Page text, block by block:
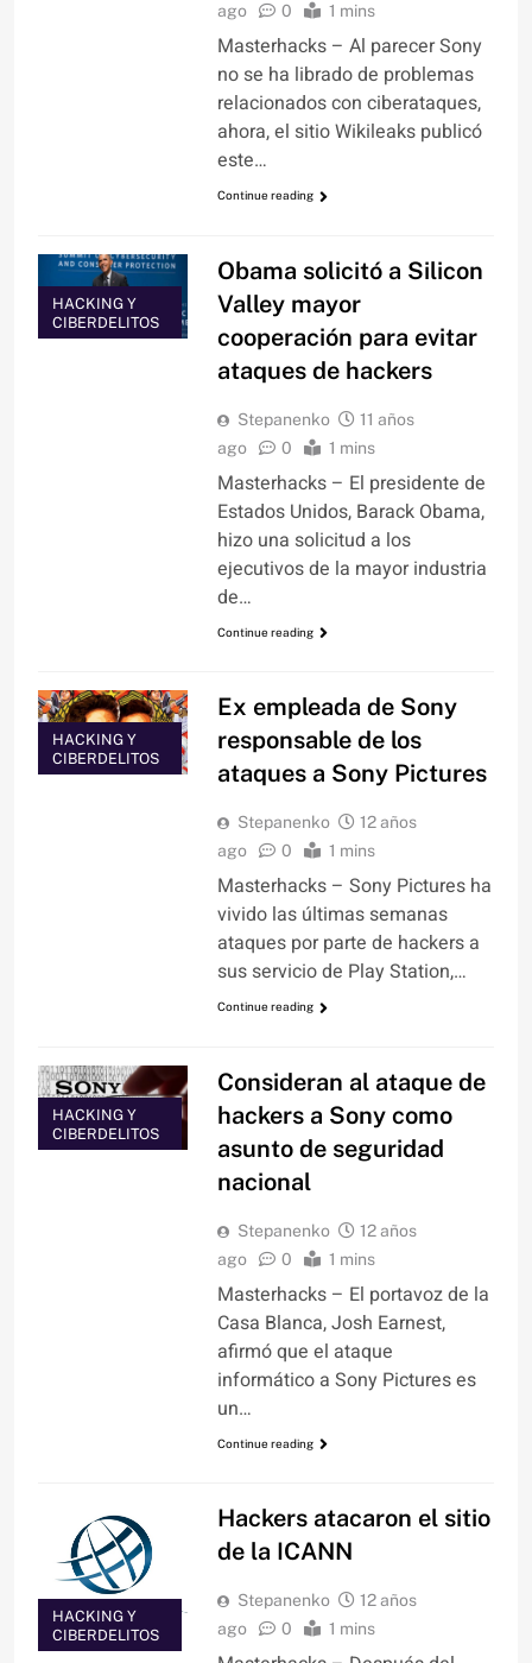
ago
0 1 mins
Masterhacks – Al parecer Sony
no se ha librado de problemas
relacionados con ciberataques,
ahora, el sitio Wikileaks publicó
este…
Continue reading
HACKING Y
CIBERDELITOS
Obama solicitó a Silicon
Valley mayor
cooperación para evitar
ataques de hackers
Stepanenko
11 años
ago
0 1 mins
Masterhacks – El presidente de
Estados Unidos, Barack Obama,
hizo una solicitud a los
ejecutivos de la mayor industria
de…
Continue reading
HACKING Y
CIBERDELITOS
Ex empleada de Sony
responsable de los
ataques a Sony Pictures
Stepanenko
12 años
ago
0 1 mins
Masterhacks – Sony Pictures ha
vivido las últimas semanas
ataques por parte de hackers a
sus servicio de Play Station,…
Continue reading
HACKING Y
CIBERDELITOS
Consideran al ataque de
hackers a Sony como
asunto de seguridad
nacional
Stepanenko
12 años
ago
0 1 mins
Masterhacks – El portavoz de la
Casa Blanca, Josh Earnest,
afirmó que el ataque
informático a Sony Pictures es
un…
Continue reading
HACKING Y
CIBERDELITOS
Hackers atacaron el sitio
de la ICANN
Stepanenko
12 años
ago
0 1 mins